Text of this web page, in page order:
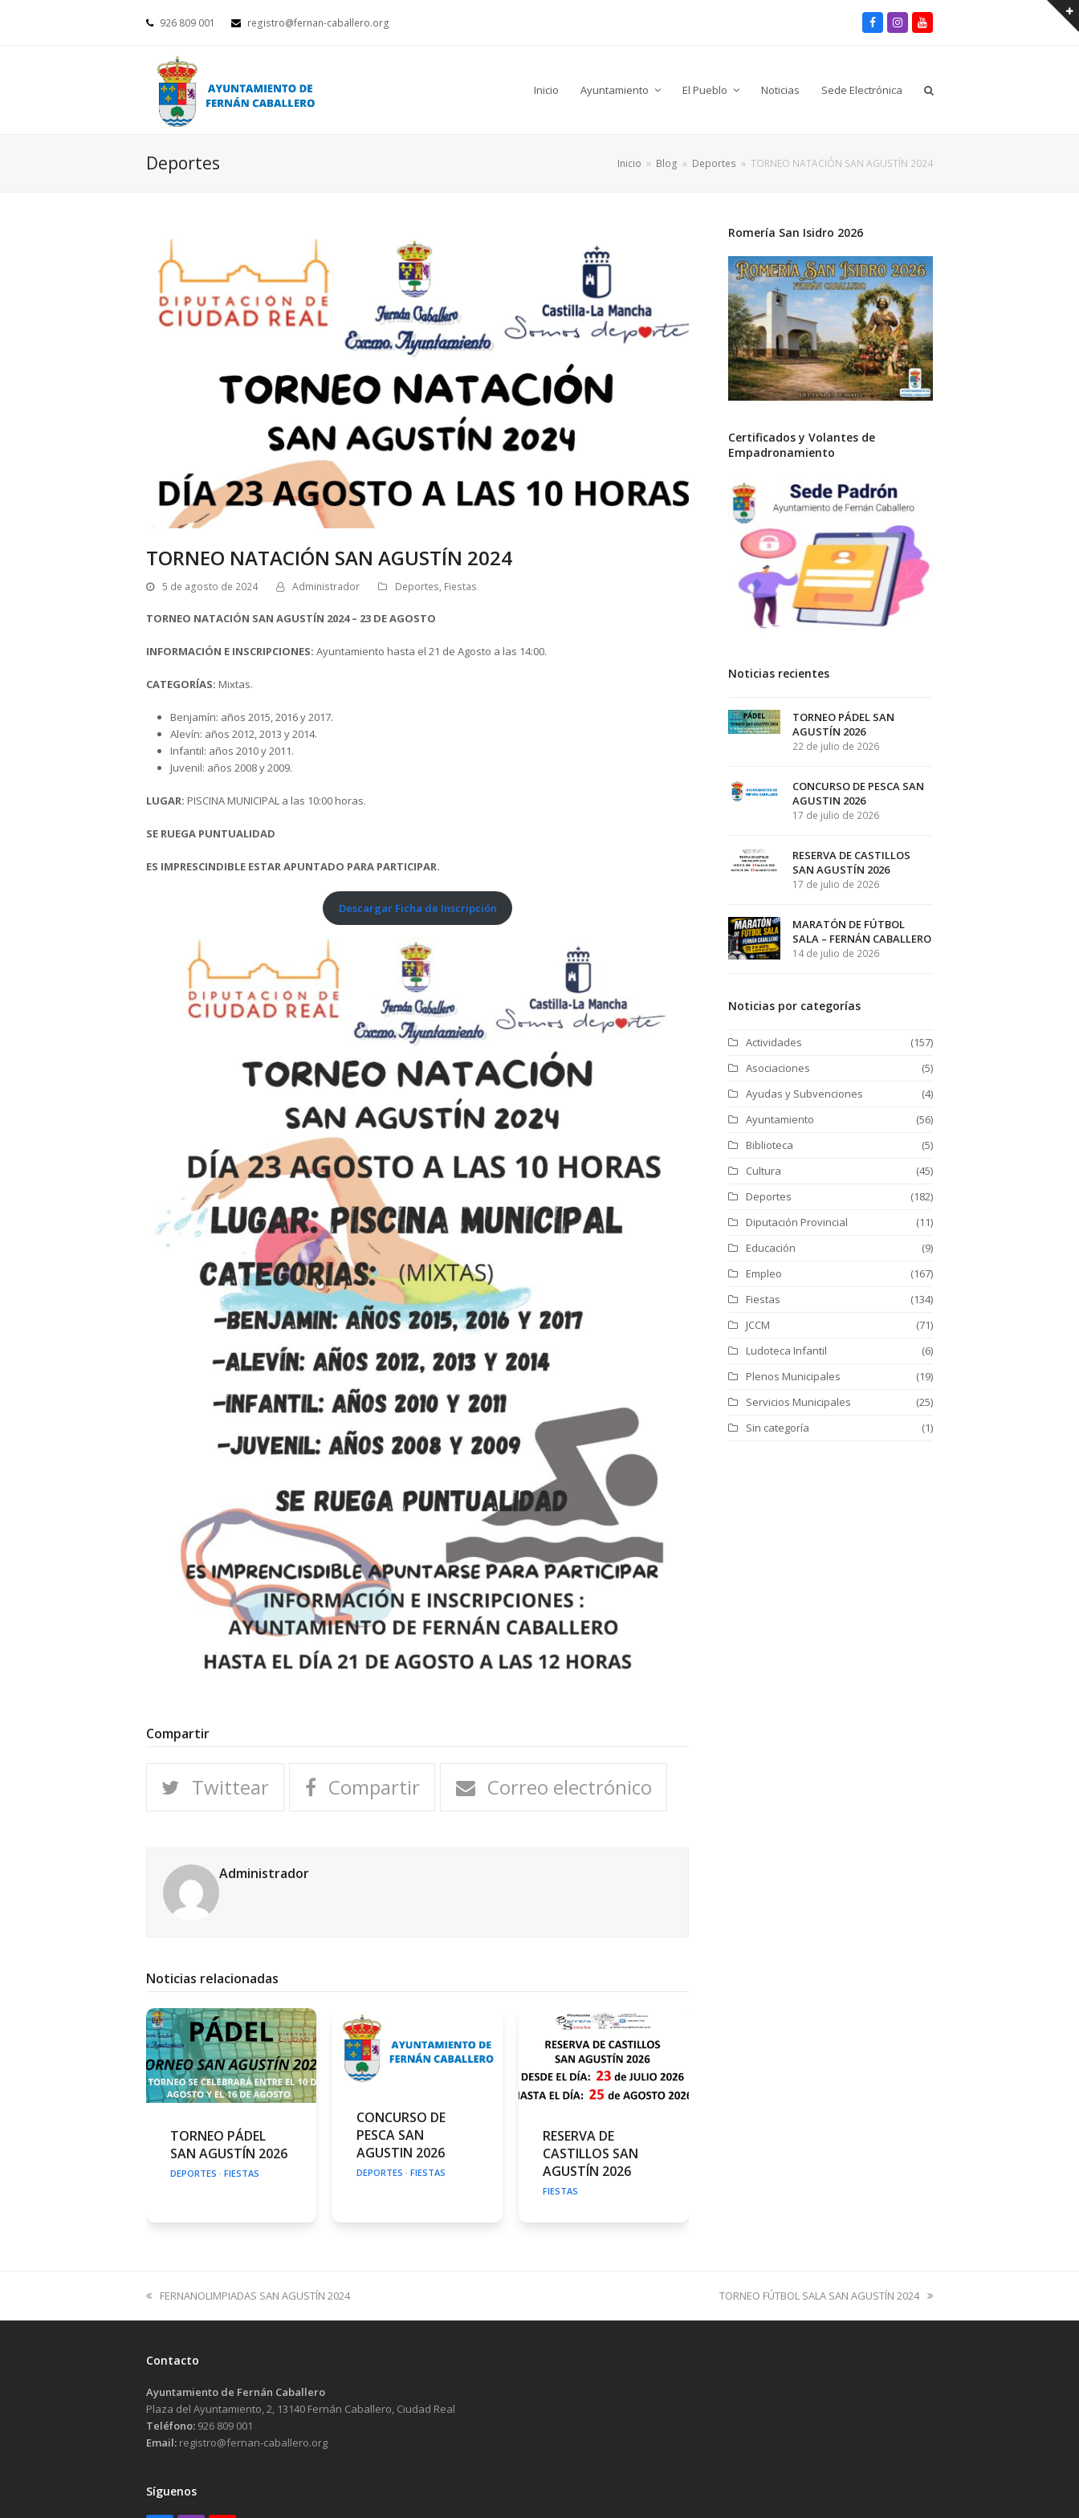
926 809 001 registro@fernan-caballero.org Facebook
Instagram
Youtube
Inicio Ayuntamiento El Pueblo Noticias Sede Electrónica
Deportes Inicio » Blog » Deportes » TORNEO NATACIÓN SAN AGUSTÍN 2024
TORNEO NATACIÓN SAN AGUSTÍN 2024
5 de agosto de 2024 Administrador Deportes, Fiestas
TORNEO NATACIÓN SAN AGUSTÍN 2024 – 23 DE AGOSTO
INFORMACIÓN E INSCRIPCIONES: Ayuntamiento hasta el 21 de Agosto a las 14:00.
CATEGORÍAS: Mixtas.
Benjamín: años 2015, 2016 y 2017.
Alevín: años 2012, 2013 y 2014.
Infantil: años 2010 y 2011.
Juvenil: años 2008 y 2009.
LUGAR: PISCINA MUNICIPAL a las 10:00 horas.
SE RUEGA PUNTUALIDAD
ES IMPRESCINDIBLE ESTAR APUNTADO PARA PARTICIPAR.
Descargar Ficha de Inscripción
Compartir
Twittear Compartir Correo electrónico
Administrador
Noticias relacionadas
TORNEO PÁDEL
SAN AGUSTÍN 2026
DEPORTES · FIESTAS
CONCURSO DE
PESCA SAN
AGUSTIN 2026
DEPORTES ·FIESTAS
RESERVA DE
CASTILLOS SAN
AGUSTÍN 2026
FIESTAS
Romería San Isidro 2026
Certificados y Volantes de
Empadronamiento
Noticias recientes
TORNEO PÁDEL SAN
AGUSTÍN 2026
22 de julio de 2026
CONCURSO DE PESCA SAN
AGUSTIN 2026
17 de julio de 2026
RESERVA DE CASTILLOS
SAN AGUSTÍN 2026
17 de julio de 2026
MARATÓN DE FÚTBOL
SALA – FERNÁN CABALLERO
14 de julio de 2026
Noticias por categorías
Actividades
(157)
Asociaciones
(5)
Ayudas y Subvenciones
(4)
Ayuntamiento
(56)
Biblioteca
(5)
Cultura
(45)
Deportes
(182)
Diputación Provincial
(11)
Educación
(9)
Empleo
(167)
Fiestas
(134)
JCCM
(71)
Ludoteca Infantil
(6)
Plenos Municipales
(19)
Servicios Municipales
(25)
Sin categoría
(1)
previous
FERNANOLIMPIADAS SAN AGUSTÍN 2024
next
TORNEO FÚTBOL SALA SAN AGUSTÍN 2024
Contacto
Ayuntamiento de Fernán Caballero
Plaza del Ayuntamiento, 2, 13140 Fernán Caballero, Ciudad Real
Teléfono: 926 809 001
Email: registro@fernan-caballero.org
Síguenos